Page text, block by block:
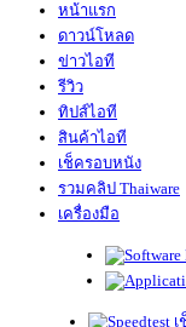
หน้าแรก
ดาวน์โหลด
ข่าวไอที
รีวิว
ทิปส์ไอที
สินค้าไอที
เช็ครอบหนัง
รวมคลิป Thaiware
เครื่องมือ
เ